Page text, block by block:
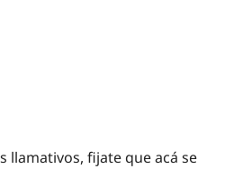
llamativos, fijate que acá se